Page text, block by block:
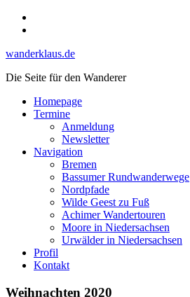
Skip
wanderklaus.de
Die Seite für den Wanderer
Homepage
Termine
Anmeldung
Newsletter
Navigation
Bremen
Bassumer Rundwanderwege
Nordpfade
Wilde Geest zu Fuß
Achimer Wandertouren
Moore in Niedersachsen
Urwälder in Niedersachsen
Profil
Kontakt
Weihnachten 2020